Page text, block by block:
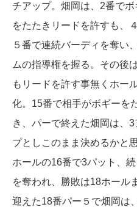
チアップ。畑岡は、2番でボ
をたたきリードを許すも、４
５番で連続バーディを奪い
ムの指導権を握る。その後
もリードを許す事無くホー
化。15番で相手がボギーを
き、パーで終えた畑岡は、3
プとしこのまま決めるかと
ホールの16番で3パット、
を奪われ、勝敗は18ホール
迎えた18番パー５で畑岡は